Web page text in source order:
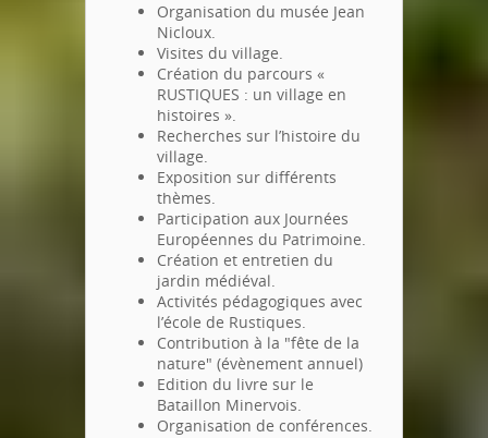
Organisation du musée Jean
Nicloux.
Visites du village.
Création du parcours «
RUSTIQUES : un village en
histoires ».
Recherches sur l’histoire du
village.
Exposition sur différents
thèmes.
Participation aux Journées
Européennes du Patrimoine.
Création et entretien du
jardin médiéval.
Activités pédagogiques avec
l’école de Rustiques.
Contribution à la "fête de la
nature" (évènement annuel)
Edition du livre sur le
Bataillon Minervois.
Organisation de conférences.